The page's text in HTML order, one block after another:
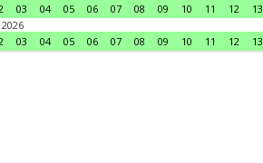
03 04 05 06 07 08 09 10 11 12 13
03 04 05 06 07 08 09 10 11 12 13